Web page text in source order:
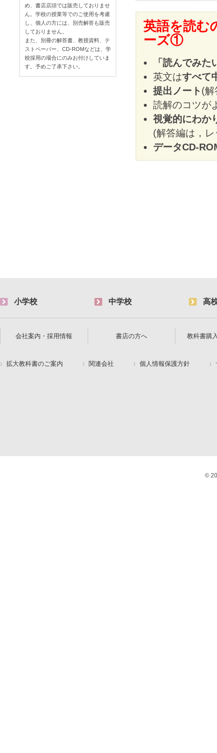
英語を読む
ーズ①
「読んでみ
英文はすべて
提出ノート (解
読解のコツが
視覚的にわか
(解答編は，
データCD-
め、書店店頭では販売しておりませ
ん。学校の授業等でのご使用を考慮
し、個人の方には、別売解答も販売
しておりません。
また、別冊の解答書、教授資料、テ
ストペーパー、CD-ROMなどは、学
校採用の場合にのみお付けしていま
す。予めご了承下さい。
小学校 中学校 高
会社案内・採用情報 書店の方へ 教科書購
拡大教科書のご案内 関連会社 個人情報保護方針
©